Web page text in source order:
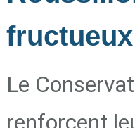
fructueux
Le
renforcent